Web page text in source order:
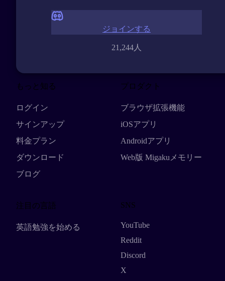
21,244人
ジョインする
もっと知る
ログイン
サインアップ
料金プラン
ダウンロード
ブログ
プロダクト
ブラウザ拡張機能
iOSアプリ
Androidアプリ
Web版 Migakuメモリー
注目の言語
英語勉強を始める
SNS
YouTube
Reddit
Discord
X